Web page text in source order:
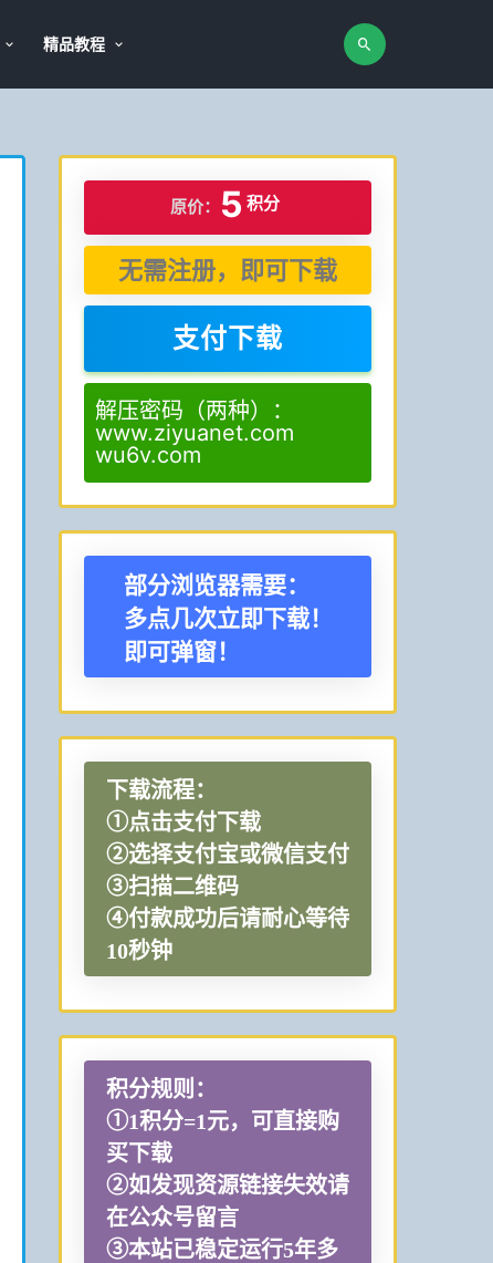
精品教程
原价： 5 积分
无需注册，即可下载
支付下载
解压密码（两种）：
www.ziyuanet.com
wu6v.com
部分浏览器需要：
多点几次立即下载！
即可弹窗！
下载流程：
①点击支付下载
②选择支付宝或微信支付
③扫描二维码
④付款成功后请耐心等待
10秒钟
积分规则：
①1积分=1元，可直接购
买下载
②如发现资源链接失效请
在公众号留言
③本站已稳定运行5年多